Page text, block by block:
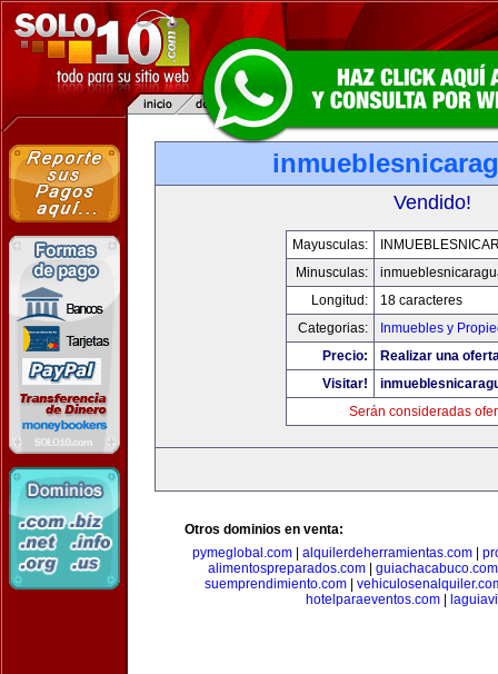
Vendido!
Mayusculas:
Minusculas:
Longitud:
18 caracteres
Categorias:
Inmuebles y
Precio:
Realizar una
Visitar!
Serán consideradas
Otros dominios en venta:
pymeglobal.com| alquilerdeherramientas.com|
alimentospreparados.com| guiachacabuco.com
suemprendimiento.com|
hotelparaeventos.com|